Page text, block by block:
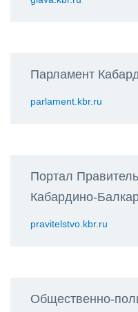
Парламент
parlament.kbr.ru
Портал
Кабардино-
pravitelstvo.kbr.ru
Общественно-